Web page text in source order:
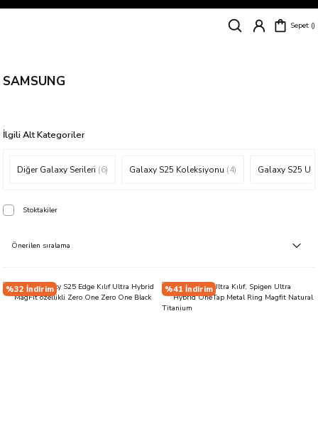
Siparişleriniz
Sepet
SAMSUNG
İlgili Alt Kategoriler
Diğer Galaxy Serileri (6) Galaxy S25 Koleksiyonu (4) Galaxy S25
Stoktakiler
%32 İndirim %41 İndirim